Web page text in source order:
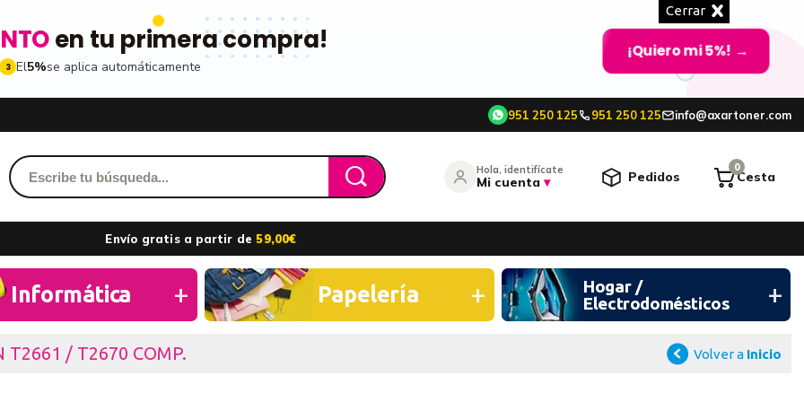
Cerrar
en tu primera compra!
3 El5%se aplica automáticamente
¡Quiero mi 5%! →
y accede a tu historial
a nuestro boletin
Accede
Recordarme ¿Olvidó su contraseña?
951 250 125 951 250 125 info@axartoner.com
Hola, identifícate
Mi cuenta ▾ Pedidos
0
Cesta
Envío gratis a partir de 59,00€
Informática Papelería
Hogar /
Electrodomésticos
T2661 / T2670 COMP. Volver a Inicio